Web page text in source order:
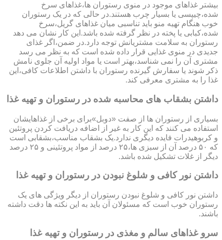
بیشتر غذاهای موجود در منوی رستوران ها،غذاهای سرخ
شده،چیپسی یا بسیار چرب هستند.در حالی که در یک رستوران
خوب هنگام تهیه منو باید تناسبی میان غذاهای گریل،سرخ
شده،کبابی یا پخته در نظر گرفته شده باشد.این کار نشان می دهد
رستوران به سلامت مشتریانش توجه دارد.در ضمن،اگر غذای
جدیدی در منوی غذایی قرار داده شده است که به نظر می رسد
مشتری آن را نمی شناسد،بهتر است یا مواد اولیه آن جلوی نامش
ذکر شوند یا سفارش گیرنده رستوران با داشتن اطلاعات کافی،این
غذا را به مشتری معرفی کند.
داشتن بشقاب های محاسبه شده در رستوران و تهیه غذا
بسیاری از رستوران ها از صفت «دوبل»برای برخی از غذاهایشان
استفاده می کنند که این کار به غیر از اضافه دریافت کردن پروتئین
و کربوهیدرات فایده دیگری ندارد.یک بشقاب مناسب،بشقابی است
که ۵۰ درصد آن از سبزی ها،۲۵ درصد از مواد پروتئینی و ۲۵ درصد
دیگر از غلات تشکیل شده باشد.
داشتن نور کافی و شلوغ نبودن در رستوران و تهیه غذا
داشتن نور کافی و شلوغ نبودن رستوران از دیگر ویژگی های یک
رستوران خوب است که مسئولان آن باید به این نکته ها دقت داشته
باشند.
سرو غذاهای سالم و مغذی در رستوران و تهیه غذا